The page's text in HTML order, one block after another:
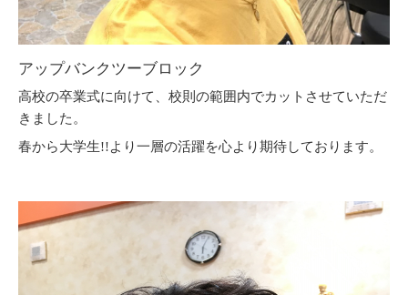
アップバンクツーブロック
高校の卒業式に向けて、校則の範囲内でカットさせていただ
きました。
春から大学生!!より一層の活躍を心より期待しております。